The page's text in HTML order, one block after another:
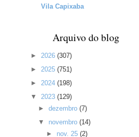
Vila Capixaba
Arquivo do blog
► 2026 (307)
► 2025 (751)
► 2024 (198)
▼ 2023 (129)
►dezembro(7)
▼ novembro(14)
► nov. 25 (2)